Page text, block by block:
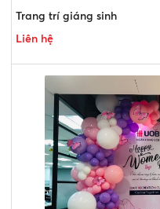
Trang trí giáng sinh
Liên hệ